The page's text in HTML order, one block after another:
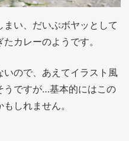
い、だいぶボヤッとして
カレーのようです。
ので、あえてイラスト風
うですが…基本的にはこの
しれません。